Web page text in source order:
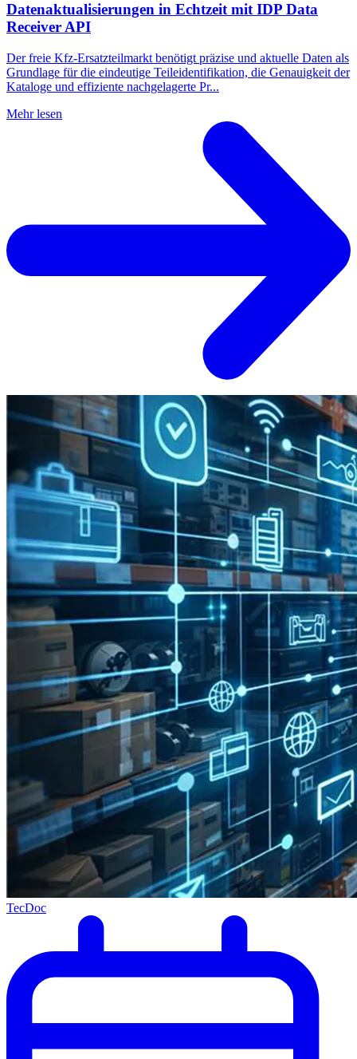
Datenaktualisierungen in Echtzeit mit IDP Data
Receiver API
Der freie Kfz-Ersatzteilmarkt benötigt präzise und aktuelle Daten als
Grundlage für die eindeutige Teileidentifikation, die Genauigkeit der
Kataloge und effiziente nachgelagerte Pr...
Mehr lesen
TecDoc